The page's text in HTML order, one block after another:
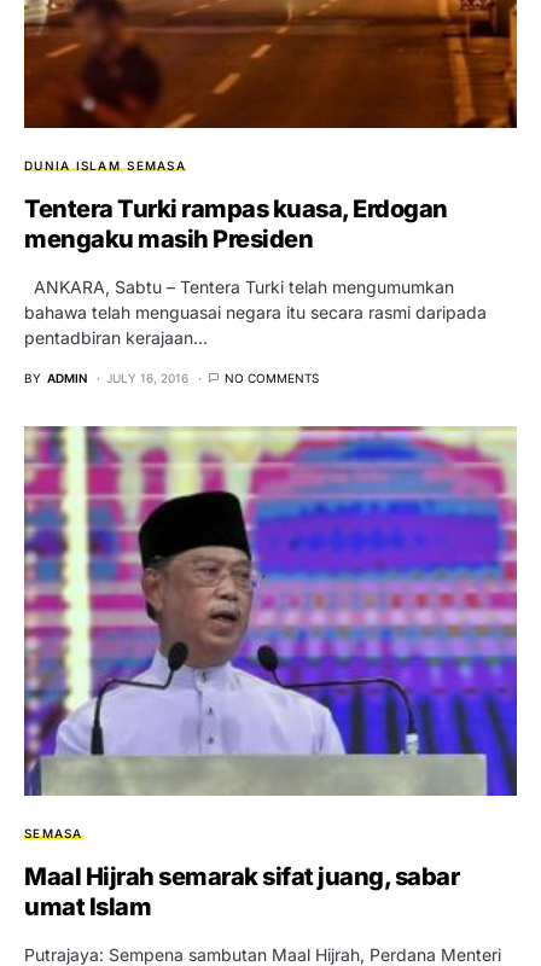
DUNIA ISLAM SEMASA
Tentera Turki rampas kuasa, Erdogan
mengaku masih Presiden
ANKARA, Sabtu – Tentera Turki telah mengumumkan
bahawa telah menguasai negara itu secara rasmi daripada
pentadbiran kerajaan…
BY ADMIN JULY 16, 2016 NO COMMENTS
SEMASA
Maal Hijrah semarak sifat juang, sabar
umat Islam
Putrajaya: Sempena sambutan Maal Hijrah, Perdana Menteri